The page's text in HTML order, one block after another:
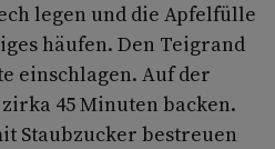
legen und die Apfel­fülle
häufen. Den Teigrand
einschlagen. Auf der
45 Minuten backen.
Staubzucker bestreuen